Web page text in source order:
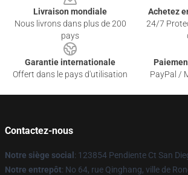
Livraison mondiale
Nous livrons dans plus de 200
pays
Achetez
24/7
Garantie internationale
Offert dans le pays d'utilisation
PayPal /
Contactez-nous
Notre siège social : 123854 Pendiente Ct San
Notre entrepôt: No 64, rue Qinghang, ville de